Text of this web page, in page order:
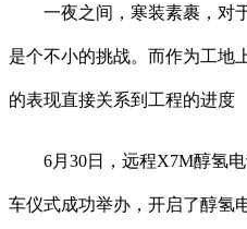
一夜之间，寒装素裹，对于
是个不小的挑战。而作为工
的表现直接关系到工程的进度
6月30日，远程X7M醇氢电
车仪式成功举办，开启了醇氢